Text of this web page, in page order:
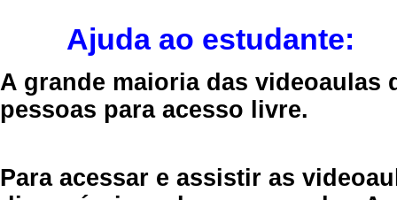
Ajuda ao estudante:
A grande maioria das videoaulas
pessoas para acesso livre.
Para acessar e assistir as